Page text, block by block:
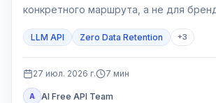
конкретного маршрута, а не для
иметь разные правила.
LLM API Zero Data Retention +3
27 июл. 2026 г. 7 мин
A AI Free API Team